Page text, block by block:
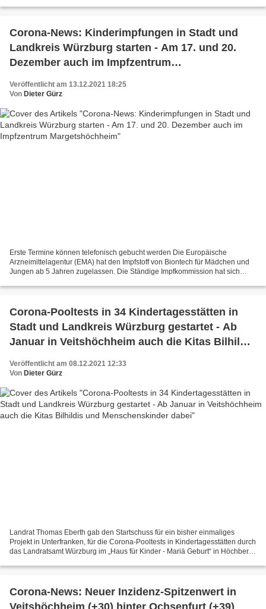
Corona-News: Kinderimpfungen in Stadt und
Landkreis Würzburg starten - Am 17. und 20.
Dezember auch im Impfzentrum
Veröffentlicht am 13.12.2021 18:25
Von Dieter Gürz
Erste Termine können telefonisch gebucht werden Die Europäische
Arzneimittelagentur (EMA) hat den Impfstoff von Biontech für Mädchen und
Jungen ab 5 Jahren zugelassen. Die Ständige Impfkommission hat sich
Corona-Pooltests in 34 Kindertagesstätten in
Stadt und Landkreis Würzburg gestartet - Ab
Januar in Veitshöchheim auch die Kitas Bilhildis
Veröffentlicht am 08.12.2021 12:33
Von Dieter Gürz
Landrat Thomas Eberth gab den Startschuss für ein bisher einmaliges
Projekt in Unterfranken, für die Corona-Pooltests in Kindertagesstätten durch
das Landratsamt Würzburg im „Haus für Kinder - Mariä Geburt“ in Höchberg.
Corona-News: Neuer Inzidenz-Spitzenwert in
Veitshöchheim (+30) hinter Ochsenfurt (+39)